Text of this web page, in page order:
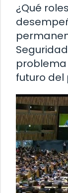
¿Qué
futuro del